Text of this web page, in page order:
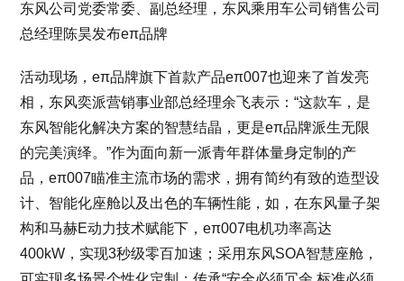
东风公司党委常委、副总经理，东风乘用车公司销售公司
总经理陈昊发布eπ品牌
活动现场，eπ品牌旗下首款产品eπ007也迎来了首发亮
相，东风奕派营销事业部总经理余飞表示：“这款车，是
东风智能化解决方案的智慧结晶，更是eπ品牌派生无限
的完美演绎。”作为面向新一派青年群体量身定制的产
品，eπ007瞄准主流市场的需求，拥有简约有致的造型设
计、智能化座舱以及出色的车辆性能，如，在东风量子架
构和马赫E动力技术赋能下，eπ007电机功率高达
400kW，实现3秒级零百加速；采用东风SOA智慧座舱，